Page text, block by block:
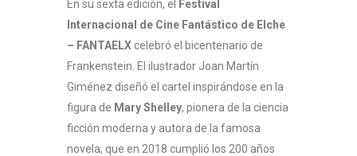
En su sexta edición, el
Festival
Internacional de Cine Fantástico de Elche
– FANTAELX celebró el bicentenario de
Frankenstein. El ilustrador Joan Martín
Giménez diseñó el cartel inspirándose en la
figura de Mary Shelley, pionera de la ciencia
ficción moderna y autora de la famosa
novela, que en 2018 cumplió los 200 años